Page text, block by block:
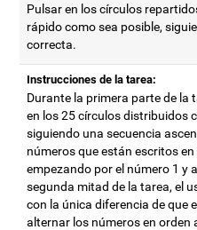
Pulsar en los círculos
rápido como sea posible,
correcta.
Instrucciones de la tarea:
Durante la primera parte de la
en los 25 círculos distribuidos
siguiendo una secuencia
números que están escritos
empezando por el número 1 y
segunda mitad de la tarea, el
con la única diferencia de que
alternar los números en orden